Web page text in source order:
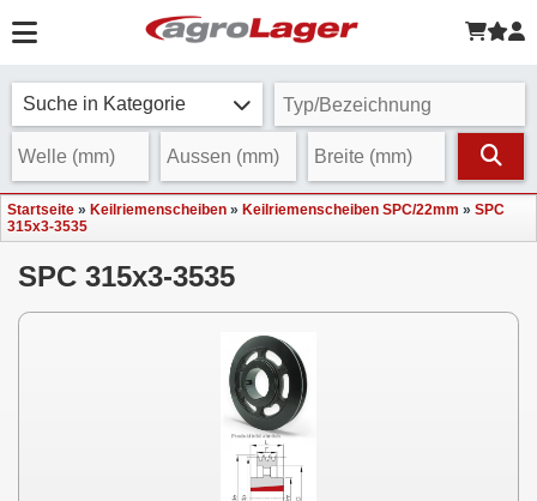
Suche in Kategorie
Startseite » Keilriemenscheiben » Keilriemenscheiben SPC/22mm » SPC
315x3-3535
SPC 315x3-3535